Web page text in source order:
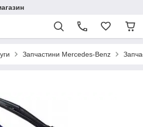
Запчастини Mercedes-Benz